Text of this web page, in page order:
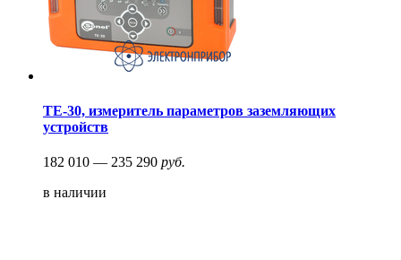
ТЕ-30, измеритель параметров заземляющих
устройств
182 010 — 235 290 руб.
в наличии